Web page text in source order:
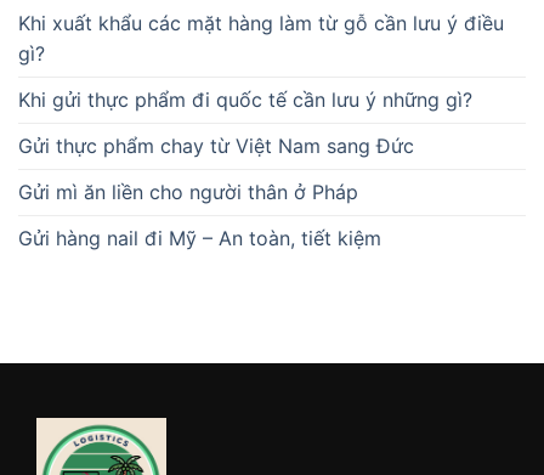
Khi xuất khẩu các mặt hàng làm từ gỗ cần lưu ý điều
gì?
Khi gửi thực phẩm đi quốc tế cần lưu ý những gì?
Gửi thực phẩm chay từ Việt Nam sang Đức
Gửi mì ăn liền cho người thân ở Pháp
Gửi hàng nail đi Mỹ – An toàn, tiết kiệm